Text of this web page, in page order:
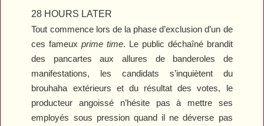
28 HOURS LATER
Tout commence lors de la phase d’exclusion d’un de
ces fameuxprime time. Le public déchaîné brandit
des pancartes aux allures de banderoles de
manifestations, les candidats s’inquiètent du
brouhaha extérieurs et du résultat des votes, le
producteur angoissé n’hésite pas à mettre ses
employés sous pression quand il ne déverse pas